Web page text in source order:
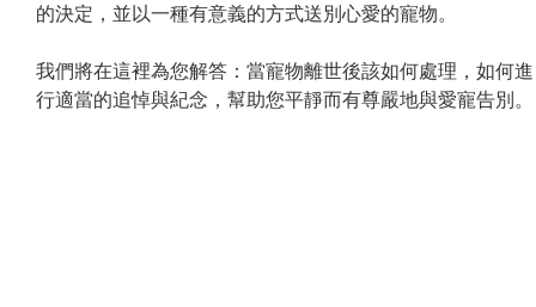
的決定，並以一種有意義的方式送別心愛的寵物。
我們將在這裡為您解答：當寵物離世後該如何處理，如何進
行適當的追悼與紀念，幫助您平靜而有尊嚴地與愛寵告別。